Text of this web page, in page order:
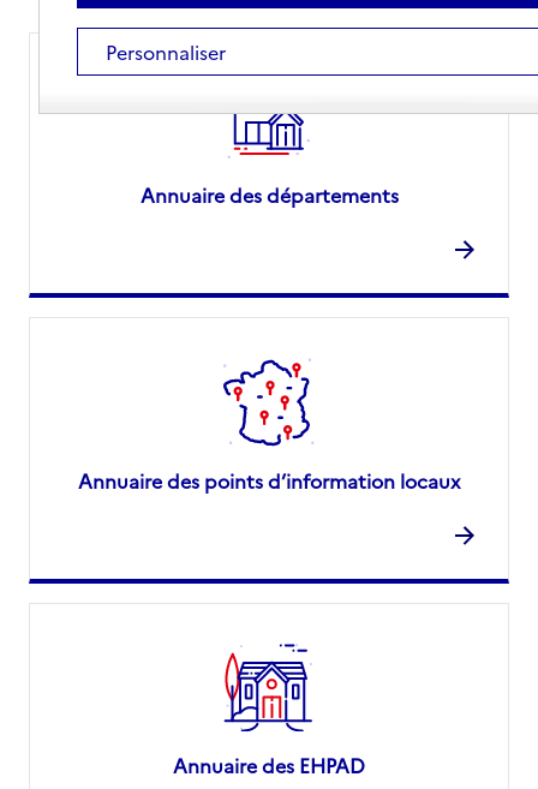
Annuaire des départements
Annuaire des points d’information locaux
Annuaire des EHPAD
Personnaliser